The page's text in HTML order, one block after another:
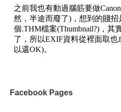
Facebook Pages